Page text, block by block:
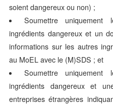
soient dangereux ou non) ;
Soumettre
ingrédients dangereux et un
informations sur les autres
au MoEL avec le (M)SDS ; et
Soumettre
ingrédients dangereux et
entreprises étrangères